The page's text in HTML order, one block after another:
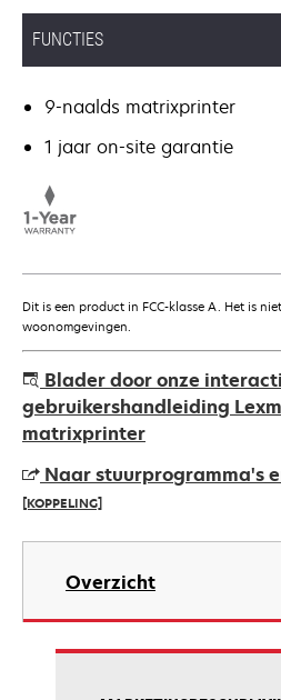
FUNCTIES
9-naalds matrixprinter
1 jaar on-site garantie
Dit is een product in FCC-klasse A. Het is
woonomgevingen.
Blader door onze
gebruikershandleiding
matrixprinter
Naar stuurprogramma's
[KOPPELING]
opens
new
Overzicht